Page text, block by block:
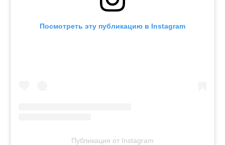
Посмотреть эту публикацию в Instagram
Публикация от Instagram